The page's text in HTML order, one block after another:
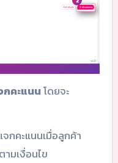
กคะแนนโดยจะ
กคะแนนเมื่อลูกค้า
มเงื่อนไข